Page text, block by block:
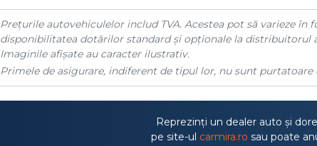
Prețurile autovehiculelor includ TVA. Acestea pot să varieze
disponibilitatea dotărilor standard și opționale la distribuitorul
Imaginile afișate au caracter ilustrativ.
Primele de asigurare, indiferent de tipul lor, nu sunt purtatoare
Reprezinți un dealer auto și
pe site-ul carmira.ro sau poate